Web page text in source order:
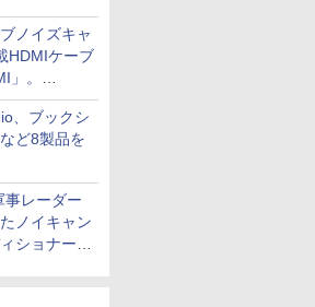
ノイズキャ
HDMIケーブ
」。
、ブックシ
ど8製品を
事レーダー
ノイキャン
ショナー